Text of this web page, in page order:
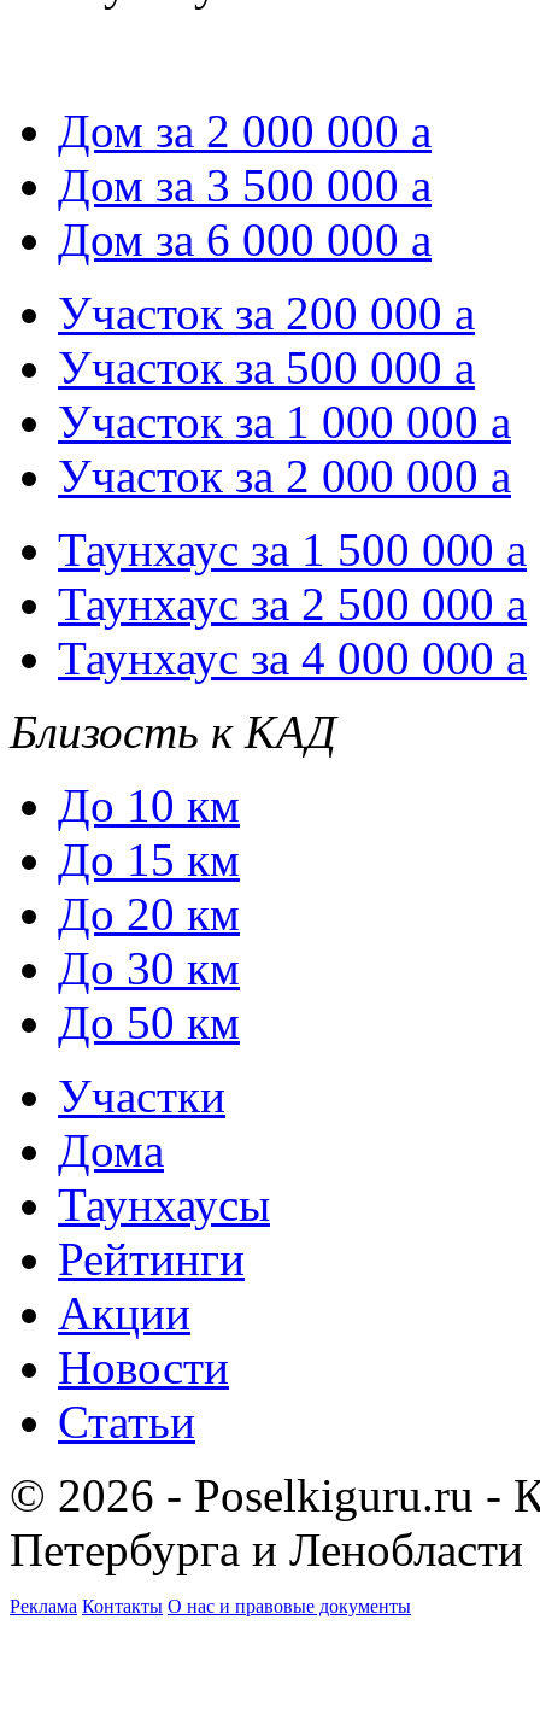
Дом за 2 000 000 a
Дом за 3 500 000 a
Дом за 6 000 000 a
Участок за 200 000 a
Участок за 500 000 a
Участок за 1 000 000 a
Участок за 2 000 000 a
Таунхаус за 1 500 000 a
Таунхаус за 2 500 000 a
Таунхаус за 4 000 000 a
Близость к КАД
До 10 км
До 15 км
До 20 км
До 30 км
До 50 км
Участки
Дома
Таунхаусы
Рейтинги
Акции
Новости
Статьи
© 2026 - Poselkiguru.ru -
Петербурга и Ленобласти
Реклама Контакты О нас и правовые документы